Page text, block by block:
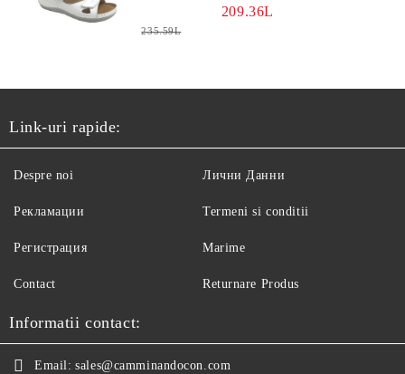
209.36L
235.59L
Link-uri rapide:
Despre noi
Рекламации
Регистрация
Contact
Лични Данни
Termeni si conditii
Marime
Returnare Produs
Informatii contact:
Email: sales@camminandocon.com